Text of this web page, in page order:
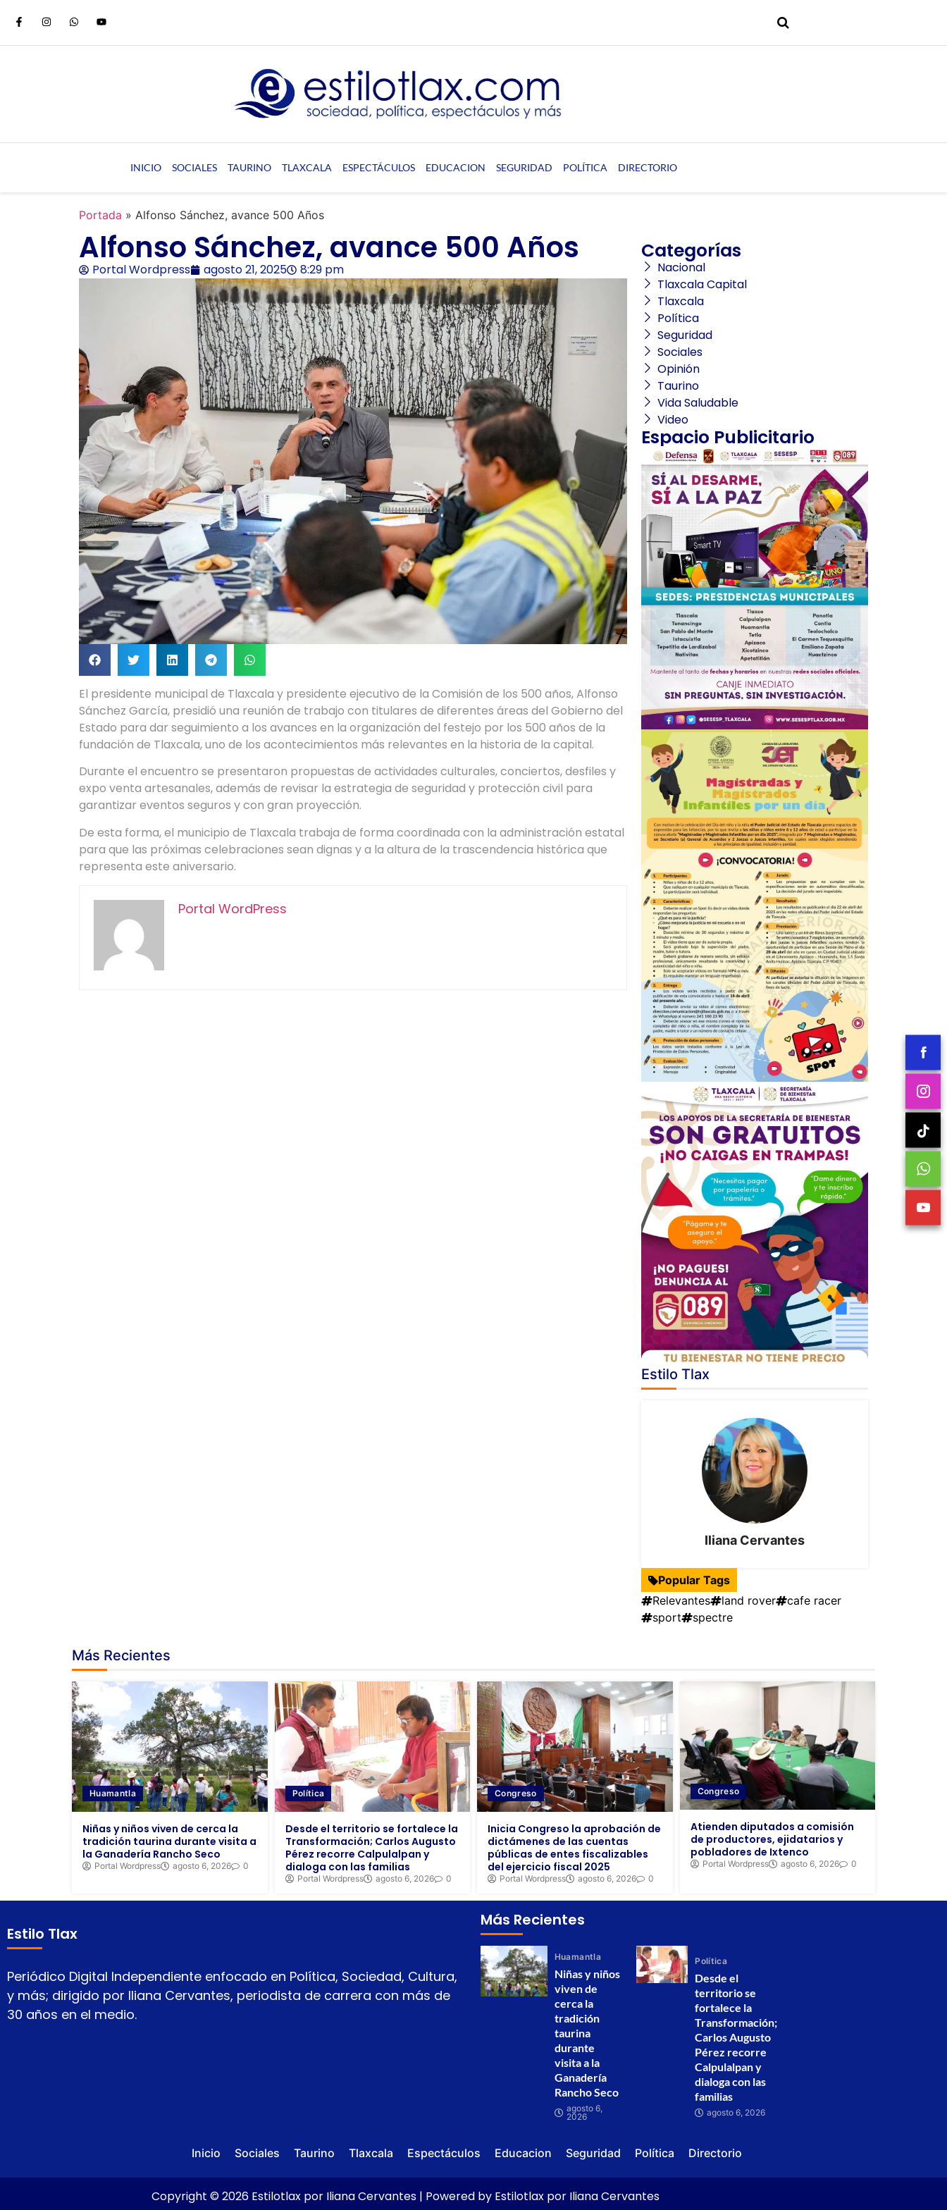
INICIO SOCIALES TAURINO TLAXCALA ESPECTÁCULOS EDUCACION SEGURIDAD POLÍTICA DIRECTORIO
Portada » Alfonso Sánchez, avance 500 Años
Alfonso Sánchez, avance 500 Años
Portal Wordpress agosto 21, 2025 8:29 pm
El presidente municipal de Tlaxcala y presidente ejecutivo de la Comisión de los 500 años, Alfonso
Sánchez García, presidió una reunión de trabajo con titulares de diferentes áreas del Gobierno del
Estado para dar seguimiento a los avances en la organización del festejo por los 500 años de la
fundación de Tlaxcala, uno de los acontecimientos más relevantes en la historia de la capital.
Durante el encuentro se presentaron propuestas de actividades culturales, conciertos, desfiles y
expo venta artesanales, además de revisar la estrategia de seguridad y protección civil para
garantizar eventos seguros y con gran proyección.
De esta forma, el municipio de Tlaxcala trabaja de forma coordinada con la administración estatal
para que las próximas celebraciones sean dignas y a la altura de la trascendencia histórica que
representa este aniversario.
Portal WordPress
Categorías
Nacional
Tlaxcala Capital
Tlaxcala
Política
Seguridad
Sociales
Opinión
Taurino
Vida Saludable
Video
Espacio Publicitario
Estilo Tlax
Iliana Cervantes
Popular Tags
Relevantes
land rover
cafe racer
sport
spectre
Más Recientes
Huamantla
Niñas y niños viven de cerca la
tradición taurina durante visita a
la Ganadería Rancho Seco
Portal Wordpress agosto 6, 2026 0
Política
Desde el territorio se fortalece la
Transformación; Carlos Augusto
Pérez recorre Calpulalpan y
dialoga con las familias
Portal Wordpress agosto 6, 2026 0
Congreso
Inicia Congreso la aprobación de
dictámenes de las cuentas
públicas de entes fiscalizables
del ejercicio fiscal 2025
Portal Wordpress agosto 6, 2026 0
Congreso
Atienden diputados a comisión
de productores, ejidatarios y
pobladores de Ixtenco
Portal Wordpress agosto 6, 2026 0
Estilo Tlax
Periódico Digital Independiente enfocado en Política, Sociedad, Cultura,
y más; dirigido por Iliana Cervantes, periodista de carrera con más de
30 años en el medio.
Más Recientes
Huamantla
Niñas y niños
viven de
cerca la
tradición
taurina
durante
visita a la
Ganadería
Rancho Seco
agosto 6,
2026
Política
Desde el
territorio se
fortalece la
Transformación;
Carlos Augusto
Pérez recorre
Calpulalpan y
dialoga con las
familias
agosto 6, 2026
Inicio Sociales Taurino Tlaxcala Espectáculos Educacion Seguridad Política Directorio
Copyright © 2026 Estilotlax por Iliana Cervantes | Powered by Estilotlax por Iliana Cervantes